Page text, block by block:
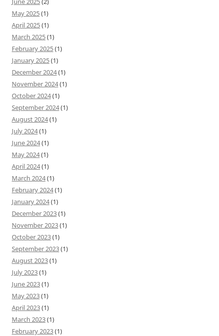
May 2025(1)
April 2025(1)
March 2025(1)
February 2025(1)
January 2025(1)
December 2024(1)
November 2024(1)
October 2024(1)
September 2024(1)
August 2024(1)
July 2024(1)
June 2024(1)
May 2024(1)
April 2024(1)
March 2024(1)
February 2024(1)
January 2024(1)
December 2023(1)
November 2023(1)
October 2023(1)
September 2023(1)
August 2023(1)
July 2023(1)
June 2023(1)
May 2023(1)
April 2023(1)
March 2023(1)
February 2023(1)